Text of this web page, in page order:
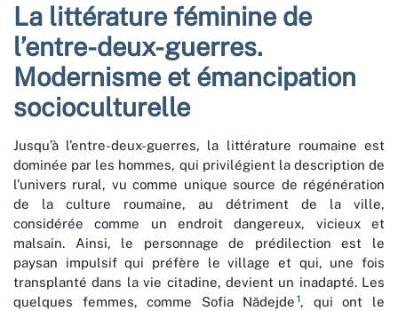
La littérature féminine de
l’entre-deux-guerres.
Modernisme et émancipation
socioculturelle
Jusqu’à l’entre-deux-guerres, la littérature roumaine est
dominée par les hommes, qui privilégient la description de
l’univers rural, vu comme unique source de régénération
de la culture roumaine, au détriment de la ville,
considérée comme un endroit dangereux, vicieux et
malsain. Ainsi, le personnage de prédilection est le
paysan impulsif qui préfère le village et qui, une fois
transplanté dans la vie citadine, devient un inadapté. Les
quelques femmes, comme Sofia Nădejde 1, qui ont le